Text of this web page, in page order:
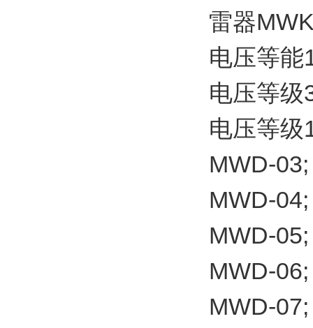
雷器
电压等能
电压等级
电压等
MWD-
MWD-
MWD-
MWD-
MWD-